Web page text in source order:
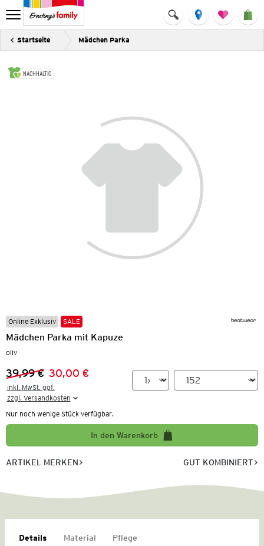
Startseite Mädchen Parka
NACHHALTIG
Online Exklusiv SALE
Mädchen Parka mit Kapuze
oliv
Vorheriger Preis:
39,99 €
Neuer Preis:30,00 €
inkl. MwSt. ggf.
zzgl. Versandkosten
Nur noch wenige Stück verfügbar.
In den Warenkorb
ARTIKEL MERKEN GUT KOMBINIERT
Details Material Pflege